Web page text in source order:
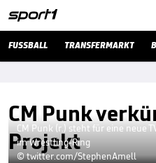
FUSSBALL TRANSFERMARKT
CM Punk
Projekt
CM Punk (r.) steht für eine neue
im Wrestling-Ring
© twitter.com/StephenAmell